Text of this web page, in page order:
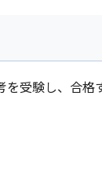
受験し、合格